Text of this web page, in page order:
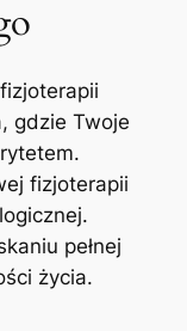
gdzie Twoje
fizjoterapii
pełnej
życia.